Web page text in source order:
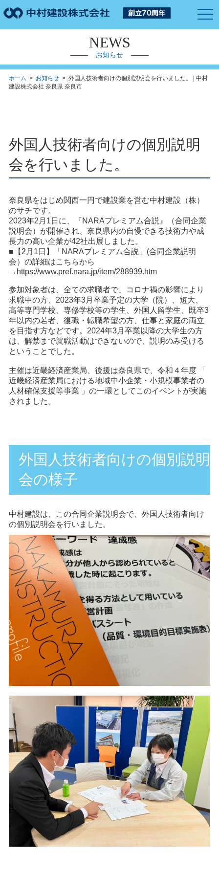
NEWS
お知らせ
ホーム > お知らせ> 外国人技術者向けの個別説明会を行いました。 | 中村
建設株式会社 奈良県 奈良市
外国人技術者向けの個別説明
会を行いました。
奈良県をはじめ関西一円で建設業を営む中村建設（株）
のサチです。
2023年2月1日に、『NARAプレミアム合説』（合同企業
説明会）が開催され、奈良県内の自慢できる技術力や成
長力の高い企業が42社出展しました。
■【2月1日】「NARAプレミアム合説」(合同企業説明
会）の詳細はこちらから
→ https://www.pref.nara.jp/item/288939.htm
参加対象者は、全ての求職者で、コロナ禍の影響により
求職中の方、2023年3月卒業予定の大学（院）、短大、
高等専門学校、専修学校等の学生、外国人留学生、既卒3
年以内の若者、復職・転職希望の方、仕事と家庭の両立
を目指す方などです。2024年3月卒業以降の大学生の方
は、解禁まで就職活動はできないので、説明のみ受ける
ということでした。
主催は近畿経済産業局、後援は奈良県で、令和４年度 「
近畿経済産業局における地域中小企業・小規模事業者の
人材確保支援等事業 」の一環としてこのイベントが実施
されました。
外国人技術者向けの個別説明
会の様子
中村建設は、この合同企業説明会で、外国人技術者向け
の個別説明会を行いました。